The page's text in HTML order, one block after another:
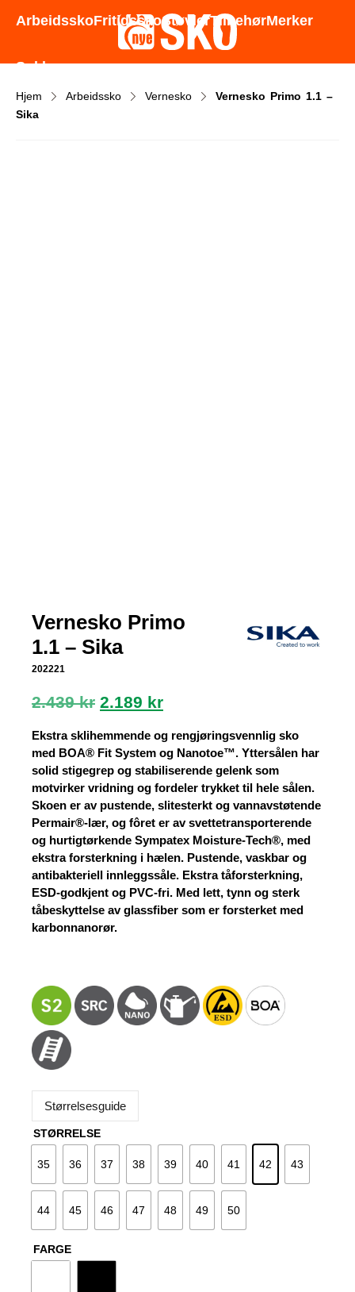
Godt utvalg - Gode priser - Rask levering
ArbeidsskoFritidsskoStøvlerTilbehørMerker
Sokker
Hjem Arbeidssko Vernesko
Vernesko Primo 1.1 –
Sika
Vernesko Primo
1.1 – Sika
202221
2.439kr Opprinnelig
var:
2.439 kr.
2.189 krNåværende
er:
2.189 kr.
Ekstra sklihemmende og rengjøringsvennlig sko
med BOA® Fit System og Nanotoe™. Yttersålen har
solid stigegrep og stabiliserende gelenk som
motvirker vridning og fordeler trykket til hele sålen.
Skoen er av pustende, slitesterkt og vannavstøtende
Permair®-lær, og fôret er av svettetransporterende
og hurtigtørkende Sympatex Moisture-Tech®, med
ekstra forsterkning i hælen. Pustende, vaskbar og
antibakteriell innleggssåle. Ekstra tåforsterkning,
ESD-godkjent og PVC-fri. Med lett, tynn og sterk
tåbeskyttelse av glassfiber som er forsterket med
karbonnanorør.
Størrelsesguide
STØRRELSE
35 36 37 38 39 40 41 42 43
44 45 46 47 48 49 50
FARGE